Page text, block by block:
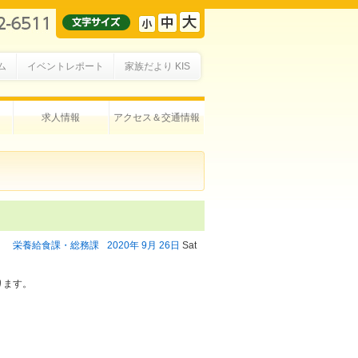
家族だより KIS
イベントレポート
求人情報 アクセス＆交通情報
2020年 9月 26日 Sat
栄養給食課・総務課
す。